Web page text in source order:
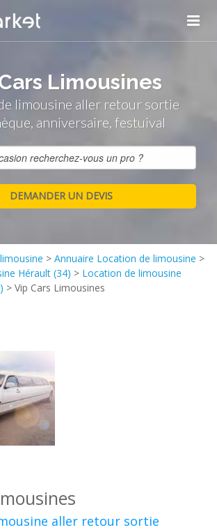
Limousines
limousine aller retour sortie
anniversaire, festuival
> Annuaire Location de limousine >
Hérault (34) > Location de limousine
> Vip Cars Limousines
aller retour sortie